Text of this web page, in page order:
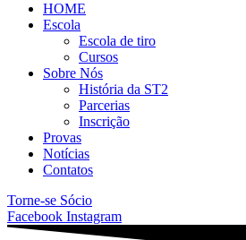
HOME
Escola
Escola de tiro
Cursos
Sobre Nós
História da ST2
Parcerias
Inscrição
Provas
Notícias
Contatos
Torne-se Sócio
Facebook Instagram